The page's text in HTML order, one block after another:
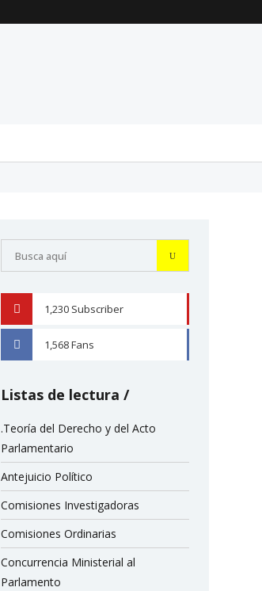
1,230 Subscriber
1,568Fans
Listas de lectura
.Teoría del Derecho y del Acto
Parlamentario
Antejuicio Político
Comisiones Investigadoras
Comisiones Ordinarias
Concurrencia Ministerial al
Parlamento